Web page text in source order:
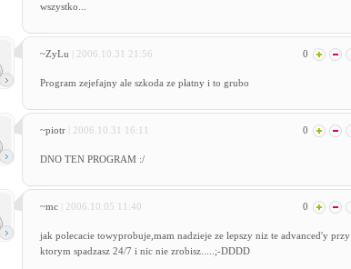
wszystko...
~ZyLu | 2006.10.31 21:56 0
Program zejefajny ale szkoda ze płatny i to grubo
~piotr | 2006.10.31 16:11 0
DNO TEN PROGRAM :/
~mc | 2006.10.05 11:40 0
jak polecacie towyprobuje,mam nadzieje ze lepszy niz te advanced'y przy
ktorym spadzasz 24/7 i nic nie zrobisz.....;-DDDD